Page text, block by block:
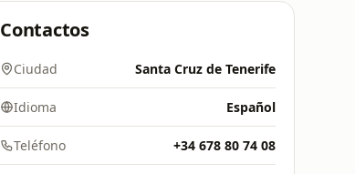
Contactos
Ciudad Santa Cruz de Tenerife
Idioma Español
Teléfono +34 678 80 74 08